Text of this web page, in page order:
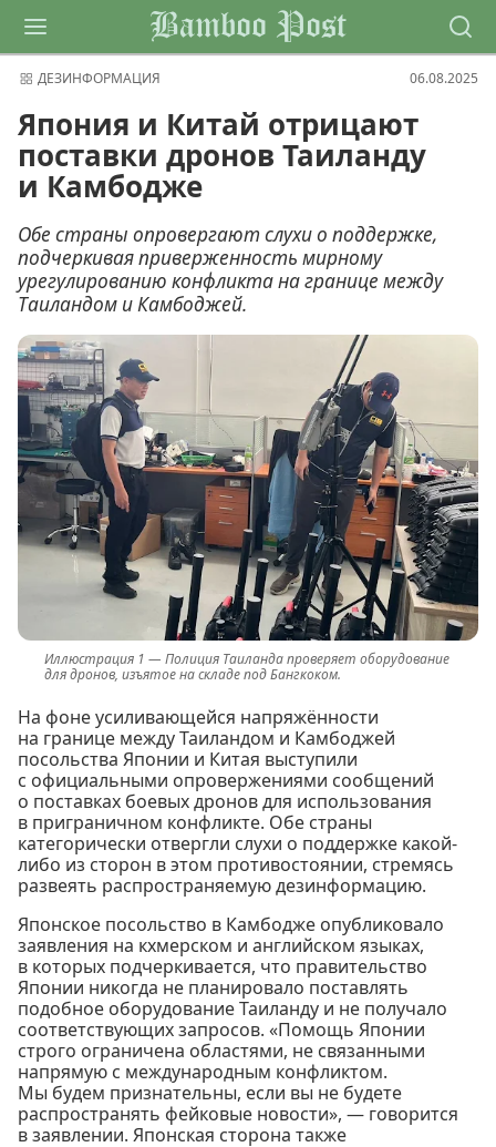
Bamboo Post
ДЕЗИНФОРМАЦИЯ 06.08.2025
Япония и Китай отрицают
поставки дронов Таиланду
и Камбодже
Обе страны опровергают слухи о поддержке,
подчеркивая приверженность мирному
урегулированию конфликта на границе между
Таиландом и Камбоджей.
Полиция Таиланда проверяет оборудование
для дронов, изъятое на складе под Бангкоком.
На фоне усиливающейся напряжённости
на границе между Таиландом и Камбоджей
посольства Японии и Китая выступили
с официальными опровержениями сообщений
о поставках боевых дронов для использования
в приграничном конфликте. Обе страны
категорически отвергли слухи о поддержке какой-
либо из сторон в этом противостоянии, стремясь
развеять распространяемую дезинформацию.
Японское посольство в Камбодже опубликовало
заявления на кхмерском и английском языках,
в которых подчеркивается, что правительство
Японии никогда не планировало поставлять
подобное оборудование Таиланду и не получало
соответствующих запросов. «Помощь Японии
строго ограничена областями, не связанными
напрямую с международным конфликтом.
Мы будем признательны, если вы не будете
распространять фейковые новости», — говорится
в заявлении. Японская сторона также